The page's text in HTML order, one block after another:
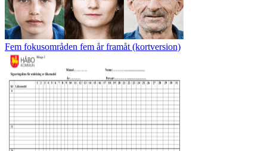
Fem fokusområden fem år framåt (kortversion)